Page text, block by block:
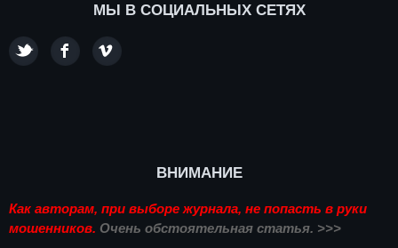
МЫ В СОЦИАЛЬНЫХ СЕТЯХ
ВНИМАНИЕ
Как авторам, при выборе журнала, не попасть в руки
мошенников. Очень обстоятельная статья. >>>